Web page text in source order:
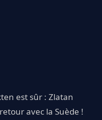
est sûr : Zlatan
avec la Suède !